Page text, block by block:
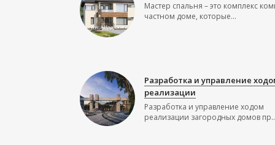
Мастер спальня – это комплекс
частном доме, которые...
Разработка и управление
реализации
Разработка и управление ходом
реализации загородных домов